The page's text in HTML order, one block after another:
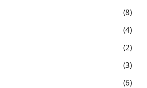
8
4
2
3
6